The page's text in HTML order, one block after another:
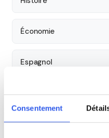
Consentement
Économie
Espagnol
Allemand
Cours par niveau